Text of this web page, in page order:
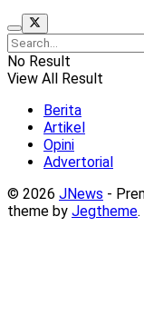
No Result
View All Result
Berita
Artikel
Opini
Advertorial
© 2026 JNews -
theme by Jegtheme.